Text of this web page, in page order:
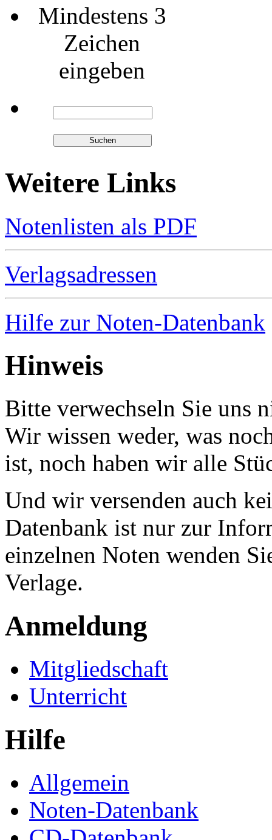
Mindestens 3
Zeichen
eingeben
Weitere Links
Notenlisten als PDF
Verlagsadressen
Hilfe zur Noten-Datenbank
Hinweis
Bitte verwechseln Sie uns
Wir wissen weder, was
ist, noch haben wir alle
Und wir versenden auch
Datenbank ist nur zur
einzelnen Noten wenden
Verlage.
Anmeldung
Mitgliedschaft
Unterricht
Hilfe
Allgemein
Noten-Datenbank